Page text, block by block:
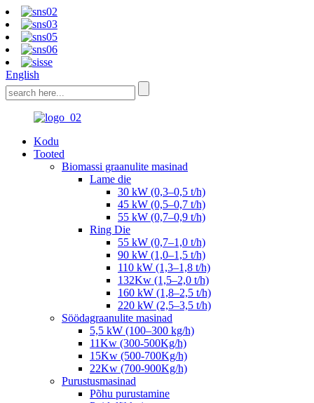
English
Kodu
Tooted
Biomassi graanulite masinad
Lame die
30 kW (0,3–0,5 t/h)
45 kW (0,5–0,7 t/h)
55 kW (0,7–0,9 t/h)
Ring Die
55 kW (0,7–1,0 t/h)
90 kW (1,0–1,5 t/h)
110 kW (1,3–1,8 t/h)
132Kw (1,5–2,0 t/h)
160 kW (1,8–2,5 t/h)
220 kW (2,5–3,5 t/h)
Söödagraanulite masinad
5,5 kW (100–300 kg/h)
11Kw (300-500Kg/h)
15Kw (500-700Kg/h)
22Kw (700-900Kg/h)
Purustusmasinad
Põhu purustamine